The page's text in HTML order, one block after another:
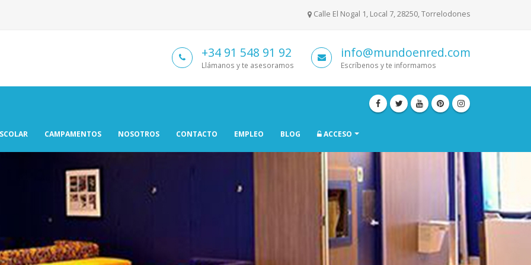
Calle El Nogal 1, Local 7, 28250, Torrelodones
+34 91 548 91 92
Llámanos y te asesoramos
info@mundoenred.com
Escríbenos y te informamos
CAMPAMENTOS NOSOTROS CONTACTO EMPLEO BLOG ACCESO